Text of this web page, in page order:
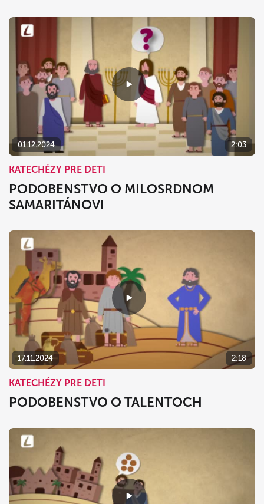
01.12.2024 2:03
KATECHÉZY PRE DETI
PODOBENSTVO O MILOSRDNOM
SAMARITÁNOVI
17.11.2024 2:18
KATECHÉZY PRE DETI
PODOBENSTVO O TALENTOCH